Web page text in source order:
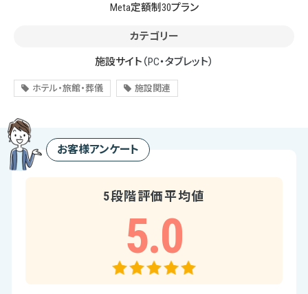
Meta定額制30プラン
カテゴリー
施設サイト （PC・タブレット）
ホテル・旅館・葬儀 施設関連
お客様アンケート
5段階評価平均値
5.0